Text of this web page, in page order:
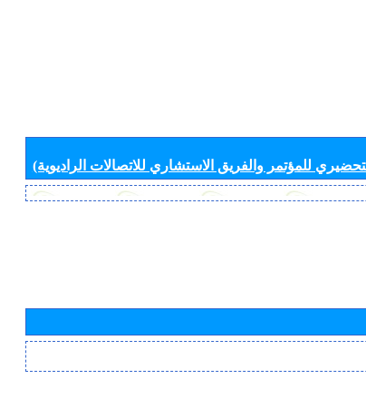
للمؤتمر والفريق الاستشاري للاتصالات الراديوية)